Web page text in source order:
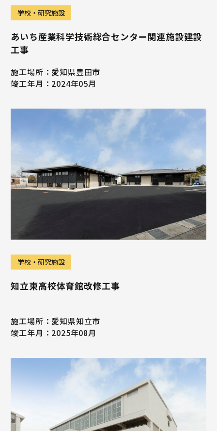
学校・研究施設
あいち産業科学技術総合センター関連施設建設
工事
施工場所：愛知県豊田市
竣工年月：2024年05月
学校・研究施設
知立東高校体育館改修工事
施工場所：愛知県知立市
竣工年月：2025年08月